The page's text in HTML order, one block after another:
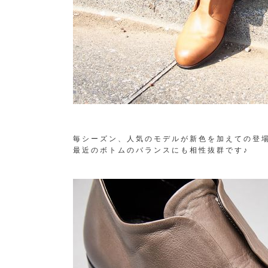
毎シーズン、人気のモデルが新色を加えての登
最近のボトムのバランスにも相性抜群です♪